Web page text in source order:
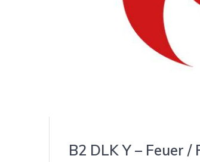
B2 DLK Y – Feuer